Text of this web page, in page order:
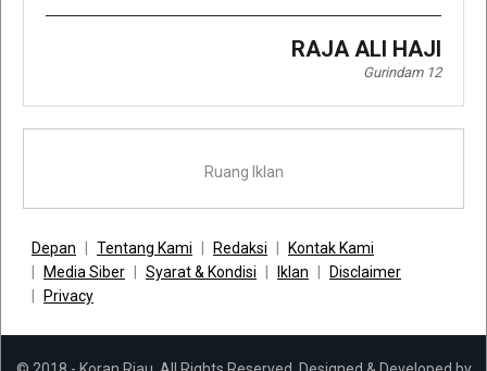
RAJA ALI HAJI
Gurindam 12
Ruang Iklan
Depan Tentang Kami Redaksi
Kontak Kami
Media Siber
Syarat & Kondisi Iklan
Disclaimer
Privacy